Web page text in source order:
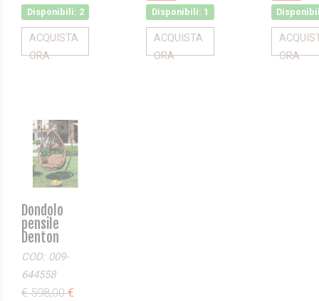
Disponibili: 2
ACQUISTA
ORA
Disponibili: 1
ACQUISTA
ORA
ORA
Dondolo
pensile
Denton
COD: 009-
644558
€ 598,00€